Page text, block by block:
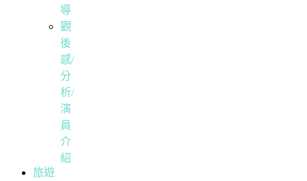
導
觀
後
感/
分
析/
演
員
介
紹
旅遊